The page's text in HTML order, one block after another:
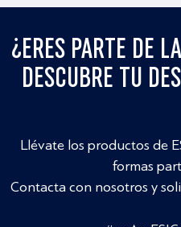
¿ERES PARTE DE
DESCUBRE TU
Llévate los productos de
formas
Contacta con nosotros y